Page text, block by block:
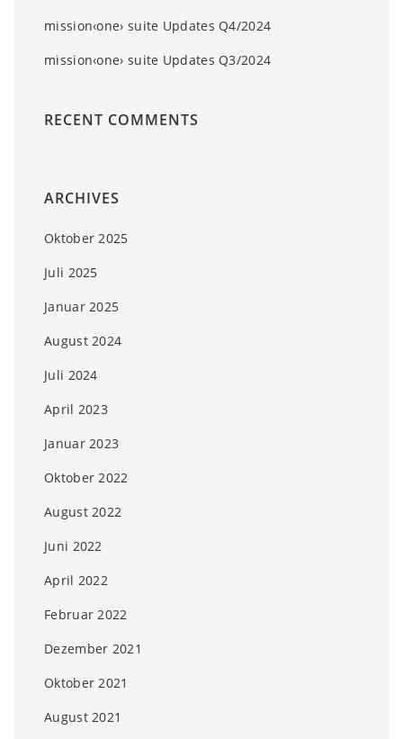
mission‹one› suite Updates Q4/2024
mission‹one› suite Updates Q3/2024
RECENT COMMENTS
ARCHIVES
Oktober 2025
Juli 2025
Januar 2025
August 2024
Juli 2024
April 2023
Januar 2023
Oktober 2022
August 2022
Juni 2022
April 2022
Februar 2022
Dezember 2021
Oktober 2021
August 2021